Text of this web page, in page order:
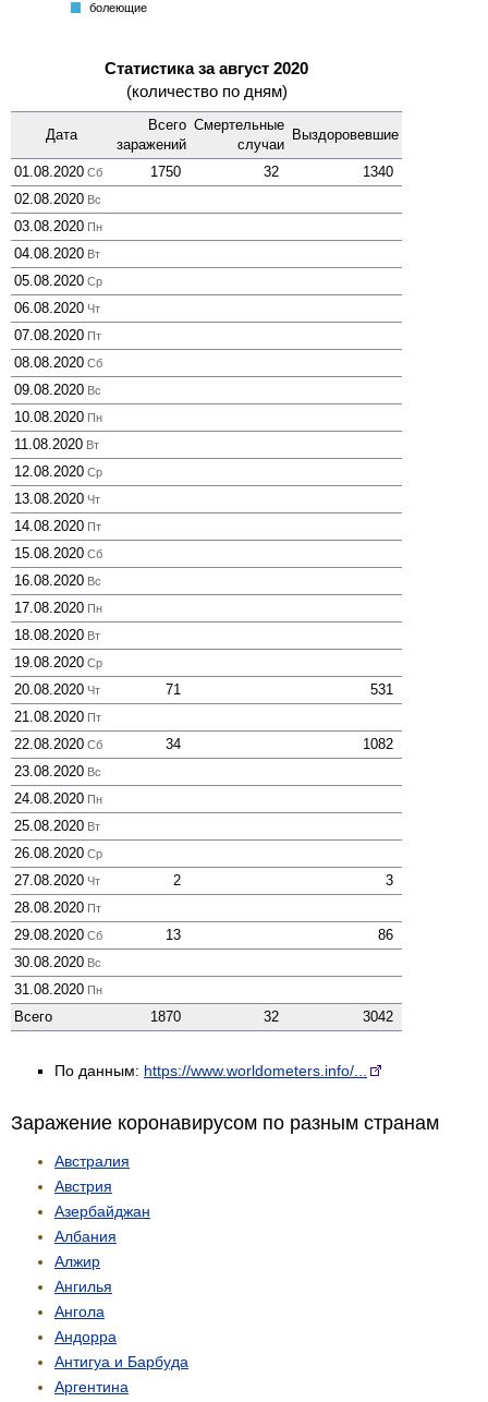
болеющие
Статистика за август 2020
(количество по дням)
Дата
Всего
зара­жений
Смер­тельные
случаи
Выздоро­вевшие
01.08.2020 Сб 1750 32
1340
02.08.2020 Вс
03.08.2020 Пн
04.08.2020 Вт
05.08.2020 Ср
06.08.2020 Чт
07.08.2020 Пт
08.08.2020 Сб
09.08.2020 Вс
10.08.2020 Пн
11.08.2020 Вт
12.08.2020 Ср
13.08.2020 Чт
14.08.2020 Пт
15.08.2020 Сб
16.08.2020 Вс
17.08.2020 Пн
18.08.2020 Вт
19.08.2020 Ср
20.08.2020 Чт 71
531
21.08.2020 Пт
22.08.2020 Сб 34
1082
23.08.2020 Вс
24.08.2020 Пн
25.08.2020 Вт
26.08.2020 Ср
27.08.2020 Чт 2
3
28.08.2020 Пт
29.08.2020 Сб 13
86
30.08.2020 Вс
31.08.2020 Пн
Всего 1870 32 3042
По данным: https://www.worldometers.info/...
Заражение коронавирусом по разным странам
Австралия
Австрия
Азербайджан
Албания
Алжир
Ангилья
Ангола
Андорра
Антигуа и Барбуда
Аргентина